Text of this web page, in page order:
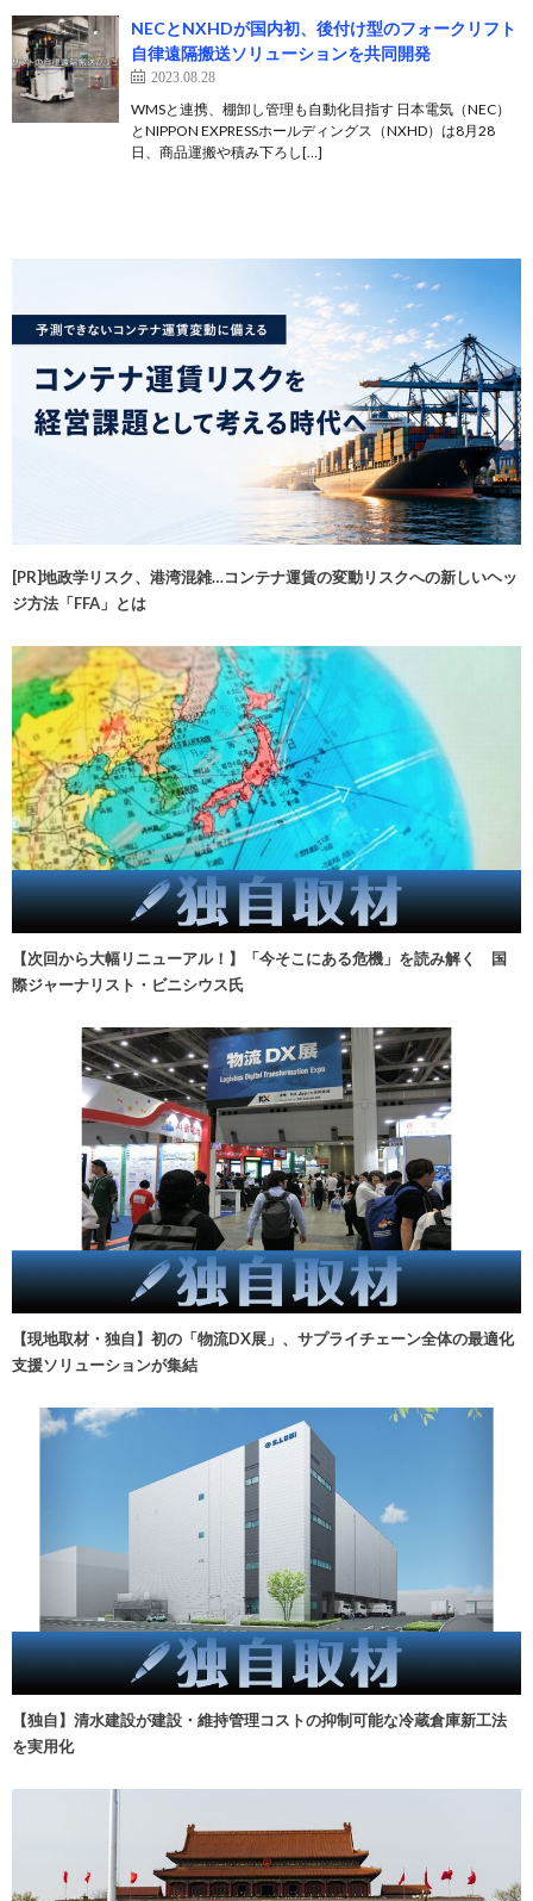
NECとNXHDが国内初、後付け型のフォークリフト
自律遠隔搬送ソリューションを共同開発
2023.08.28
WMSと連携、棚卸し管理も自動化目指す 日本電気（NEC）
とNIPPON EXPRESSホールディングス（NXHD）は8月28
日、商品運搬や積み下ろし[…]
[PR]地政学リスク、港湾混雑…コンテナ運賃の変動リスクへの新しいヘッ
ジ方法「FFA」とは
【次回から大幅リニューアル！】「今そこにある危機」を読み解く 国
際ジャーナリスト・ビニシウス氏
【現地取材・独自】初の「物流DX展」、サプライチェーン全体の最適化
支援ソリューションが集結
【独自】清水建設が建設・維持管理コストの抑制可能な冷蔵倉庫新工法
を実用化